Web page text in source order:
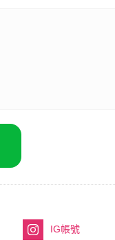
IG帳號